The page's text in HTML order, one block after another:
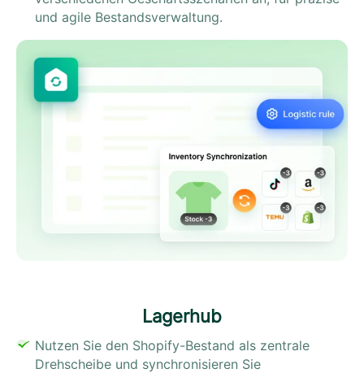
und agile Bestandsverwaltung.
Lagerhub
Nutzen Sie den Shopify-Bestand als zentrale
Drehscheibe und synchronisieren Sie